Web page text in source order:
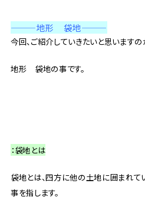
———地形 袋地———
今回、ご紹介していきたいと思いますの
地形 袋地の事です。
：袋地とは
袋地とは、四方に他の土地に囲まれて
事を指します。